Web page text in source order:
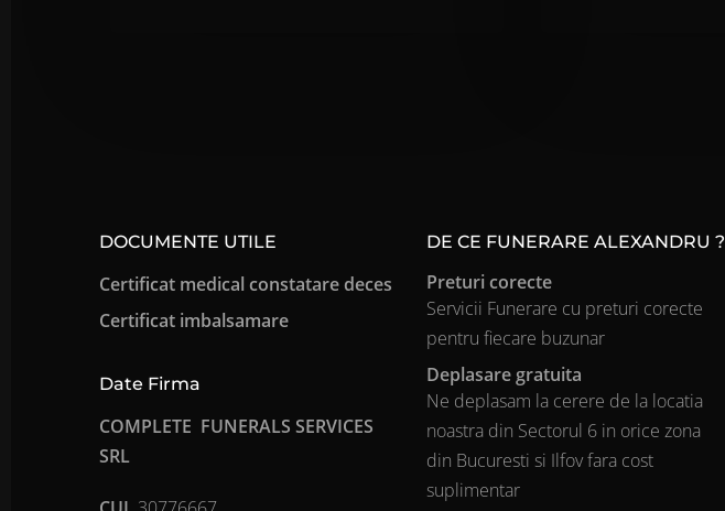
DOCUMENTE UTILE
Certificat medical constatare deces
Certificat imbalsamare
Date Firma
COMPLETE FUNERALS SERVICES
SRL
DE CE FUNERARE ALEXANDRU ?
Preturi corecte
Servicii Funerare cu preturi corecte
pentru fiecare buzunar
Deplasare gratuita
Ne deplasam la cerere de la locatia
noastra din Sectorul 6 in orice zona
din Bucuresti si Ilfov fara cost
suplimentar